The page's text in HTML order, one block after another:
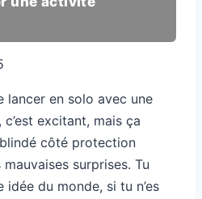
lancer en solo avec une
excitant, mais ça
côté protection
surprises. Tu
du monde, si tu n’es